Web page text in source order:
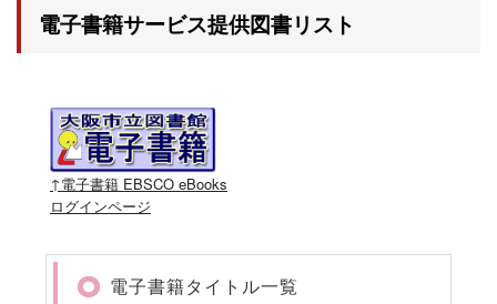
電子書籍サービス提供図書リスト
↑電子書籍 EBSCO eBooks
ログインページ
電子書籍タイトル一覧